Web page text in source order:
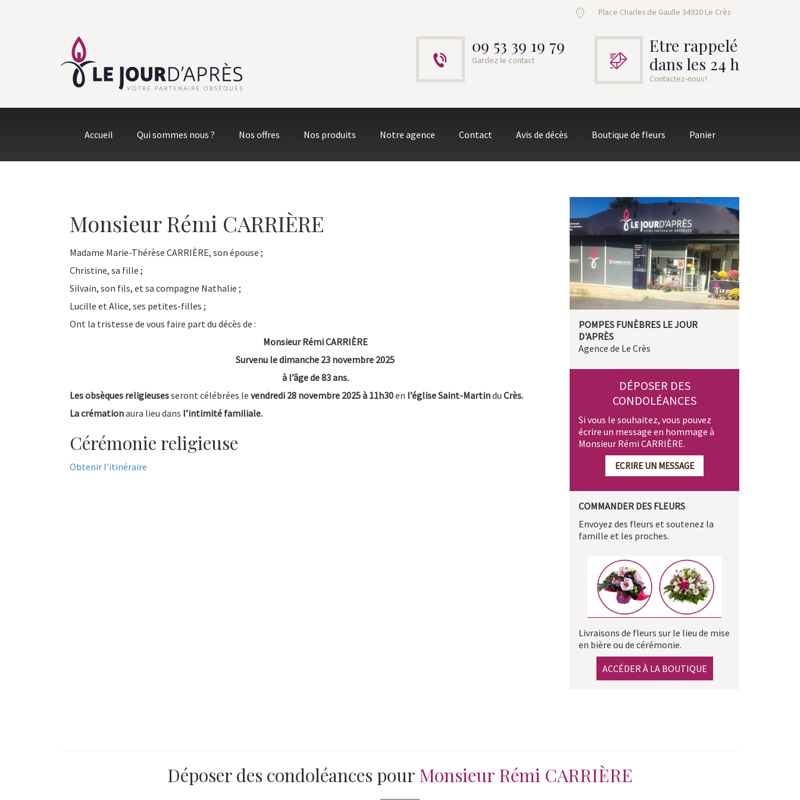
Place Charles de Gaulle 34920 Le Crès
Etre rappelé
dans les 24 h
Contactez-nous !
09 53 39 19 79
Gardez le contact
Accueil Qui sommes nous ? Nos offres Nos produits Notre agence Contact Avis de décès Boutique de fleurs Panier
Monsieur Rémi CARRIÈRE
Madame Marie-Thérèse CARRIÈRE, son épouse ;
Christine, sa fille ;
Silvain, son fils, et sa compagne Nathalie ;
Lucille et Alice, ses petites-filles ;
Ont la tristesse de vous faire part du décès de :
Monsieur Rémi CARRIÈRE
Survenu le dimanche 23 novembre 2025
à l’âge de 83 ans.
Les obsèques religieusesseront célébrées le vendredi 28 novembre 2025 à 11h30en l’église Saint-Martindu Crès.
La crémationaura lieu dans l’intimité familiale.
Cérémonie religieuse
Obtenir l’itinéraire
POMPES FUNÈBRES LE JOUR
D'APRÈS
Agence de Le Crès
DÉPOSER DES
CONDOLÉANCES
Si vous le souhaitez, vous pouvez
écrire un message en hommage à
Monsieur Rémi CARRIÈRE.
ECRIRE UN MESSAGE
COMMANDER DES FLEURS
Envoyez des fleurs et soutenez la
famille et les proches.
Livraisons de fleurs sur le lieu de mise
en bière ou de cérémonie.
ACCÉDER À LA BOUTIQUE
Déposer des condoléances pour Monsieur Rémi CARRIÈRE